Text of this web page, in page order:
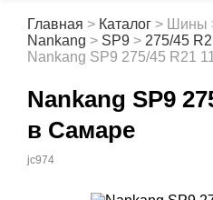
Главная > Каталог > Шины
Nankang > SP9 > 275/45
Nankang SP9 275/45 R21
Nankang SP9
в Самаре
jc974